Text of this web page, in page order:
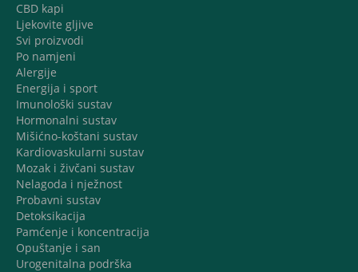
CBD kapi
Ljekovite gljive
Svi proizvodi
Po namjeni
Alergije
Energija i sport
Imunološki sustav
Hormonalni sustav
Mišićno-koštani sustav
Kardiovaskularni sustav
Mozak i živčani sustav
Nelagoda i nježnost
Probavni sustav
Detoksikacija
Pamćenje i koncentracija
Opuštanje i san
Urogenitalna podrška